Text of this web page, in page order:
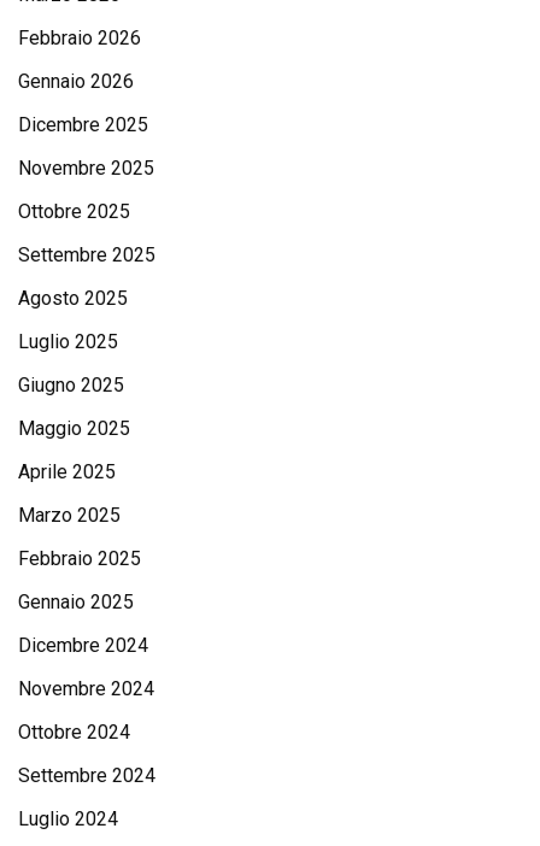
Febbraio 2026
Gennaio 2026
Dicembre 2025
Novembre 2025
Ottobre 2025
Settembre 2025
Agosto 2025
Luglio 2025
Giugno 2025
Maggio 2025
Aprile 2025
Marzo 2025
Febbraio 2025
Gennaio 2025
Dicembre 2024
Novembre 2024
Ottobre 2024
Settembre 2024
Luglio 2024